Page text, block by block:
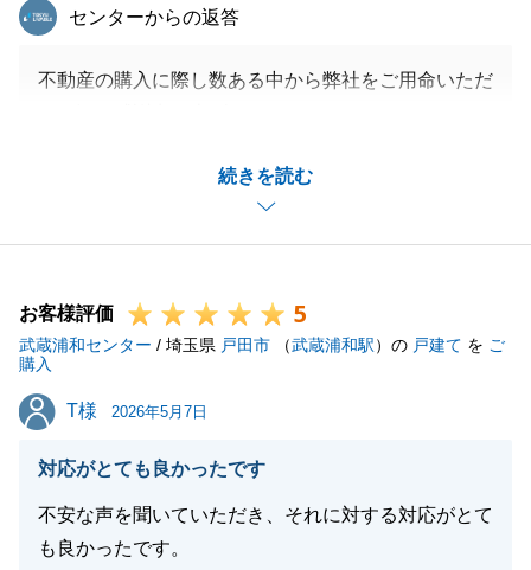
続きを読む
東急リバブル
センターからの返答
不動産の購入に際し数ある中から弊社をご用命いただ
ましたこと、改めて御礼申し上げます。
お取引自体は無事に完了いたしましたが、今後も住ま
いに関することで私にお手伝いできることがございま
K様の新天地でのご生活が、笑顔あふれる素晴らしい
日々となりますよう、心よりお祈り申し上げます。
引き続きよろしくお願いいたします。
閉じる
お客様評価 5
武蔵浦和センター / 埼玉県 戸田市 （武蔵浦和駅）の 戸建て を ご
購入
T様
T様 2026年5月7日
対応がとても良かったです
不安な声を聞いていただき、それに対する対応がとて
も良かったです。